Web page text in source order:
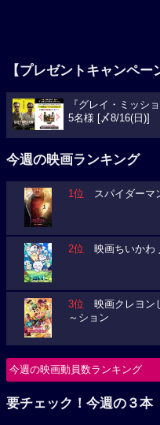
【プレゼントキャンペー
『グレイ・ミッシ
5名様 [〆8/16(日)]
今週の映画ランキング
1位 スパイダーマ
2位 映画ちいかわ
3位 映画クレヨン
～ション
今週の映画動員数ランキング
要チェック！今週の３本